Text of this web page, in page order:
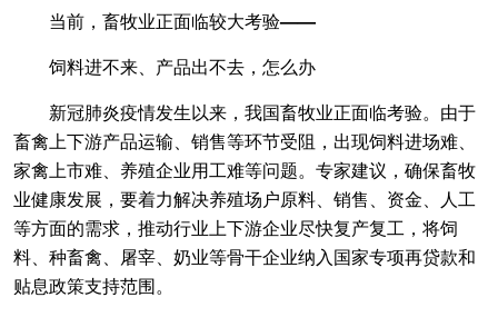
当前，畜牧业正面临较大考验——
饲料进不来、产品出不去，怎么办
新冠肺炎疫情发生以来，我国畜牧业正面临考验。由于
畜禽上下游产品运输、销售等环节受阻，出现饲料进场难、
家禽上市难、养殖企业用工难等问题。专家建议，确保畜牧
业健康发展，要着力解决养殖场户原料、销售、资金、人工
等方面的需求，推动行业上下游企业尽快复产复工，将饲
料、种畜禽、屠宰、奶业等骨干企业纳入国家专项再贷款和
贴息政策支持范围。